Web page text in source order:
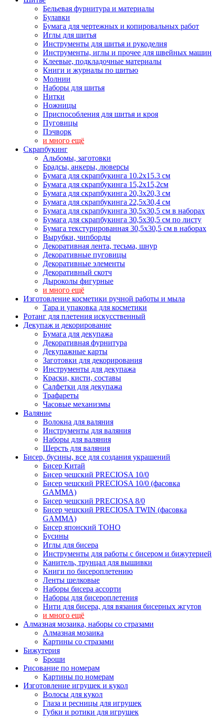
Бельевая фурнитура и материалы
Булавки
Бумага для чертежных и копировальных работ
Иглы для шитья
Инструменты для шитья и рукоделия
Инструменты, иглы и прочее для швейных машин
Клеевые, подкладочные материалы
Книги и журналы по шитью
Молнии
Наборы для шитья
Нитки
Ножницы
Приспособления для шитья и кроя
Пуговицы
Пэчворк
и много ещё
Скрапбукинг
Альбомы, заготовки
Брадсы, анкеры, люверсы
Бумага для скрапбукинга 10.2х15.3 см
Бумага для скрапбукинга 15,2х15,2см
Бумага для скрапбукинга 20,3х20,3 см
Бумага для скрапбукинга 22,5х30,4 см
Бумага для скрапбукинга 30,5х30,5 см в наборах
Бумага для скрапбукинга 30,5х30,5 см по листу
Бумага текстурированная 30,5х30,5 см в наборах
Вырубки, чипборды
Декоративная лента, тесьма, шнур
Декоративные пуговицы
Декоративные элементы
Декоративный скотч
Дыроколы фигурные
и много ещё
Изготовление косметики ручной работы и мыла
Тара и упаковка для косметики
Ротанг для плетения искусственный
Декупаж и декорирование
Бумага для декупажа
Декоративная фурнитура
Декупажные карты
Заготовки для декорирования
Инструменты для декупажа
Краски, кисти, составы
Салфетки для декупажа
Трафареты
Часовые механизмы
Валяние
Волокна для валяния
Инструменты для валяния
Наборы для валяния
Шерсть для валяния
Бисер, бусины, все для создания украшений
Бисер Китай
Бисер чешский PRECIOSA 10/0
Бисер чешский PRECIOSA 10/0 (фасовка
GAMMA)
Бисер чешский PRECIOSA 8/0
Бисер чешский PRECIOSA TWIN (фасовка
GAMMA)
Бисер японский TOHO
Бусины
Иглы для бисера
Инструменты для работы с бисером и бижутерией
Канитель, трунцал для вышивки
Книги по бисероплетению
Ленты шелковые
Наборы бисера ассорти
Наборы для бисероплетения
Нити для бисера, для вязания бисерных жгутов
и много ещё
Алмазная мозаика, наборы со стразами
Алмазная мозаика
Картины co стразами
Бижутерия
Броши
Рисование по номерам
Картины по номерам
Изготовление игрушек и кукол
Волосы для кукол
Глаза и ресницы для игрушек
Губки и ротики для игрушек